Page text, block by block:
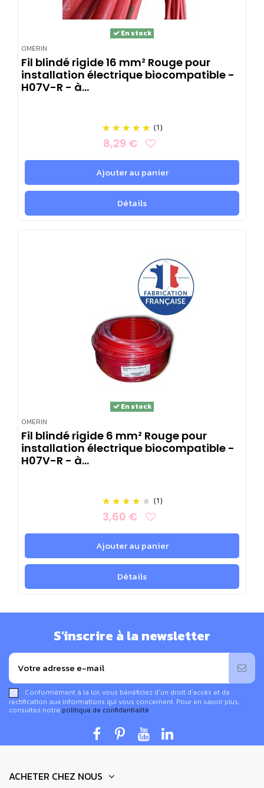
OMERIN
En stock
Fil blindé rigide 16 mm² Rouge pour
installation électrique biocompatible -
H07V-R - à...
(1)
8,29 €
Ajouter au panier
Détails
OMERIN
En stock
Fil blindé rigide 6 mm² Rouge pour
installation électrique biocompatible -
H07V-R - à...
(1)
3,60 €
Ajouter au panier
Détails
S'inscrire à la newsletter
Conformément à la loi, vous bénéficiez d’un droit d’accès et de
rectification aux informations qui vous concernent. Pour en savoir plus,
consultez notre politique de confidentialité.
ACHETER CHEZ NOUS